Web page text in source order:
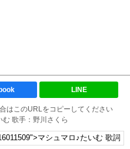
LINE
はこのURLをコピーしてください
む 歌手：野川さくら